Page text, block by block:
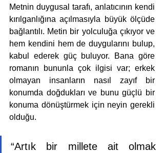
Metnin duygusal tarafı, anlatıcının kendi
kırılganlığına açılmasıyla büyük ölçüde
bağlantılı. Metin bir yolculuğa çıkıyor ve
hem kendini hem de duygularını bulup,
kabul ederek güç buluyor. Bana göre
romanın bununla çok ilgisi var; erkek
olmayan insanların nasıl zayıf bir
konumda doğdukları ve bunu güçlü bir
konuma dönüştürmek için neyin gerekli
olduğu.
“Artık bir millete ait olmak